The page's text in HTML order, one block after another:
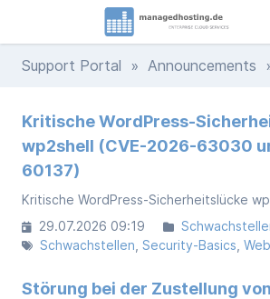
Support Portal » Announcements
Kritische WordPress-
wp2shell (CVE-2026-63030
60137)
29.07.2026 09:19
Schwachstellen Security-Basics
Störung bei der Zustellung